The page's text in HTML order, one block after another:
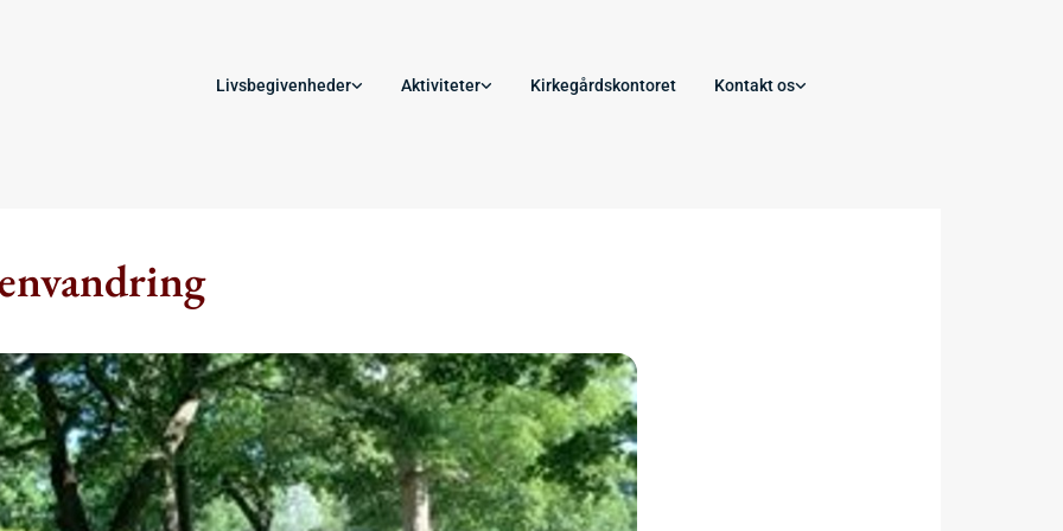
Livsbegivenheder Aktiviteter Kirkegårdskontoret Kontakt os